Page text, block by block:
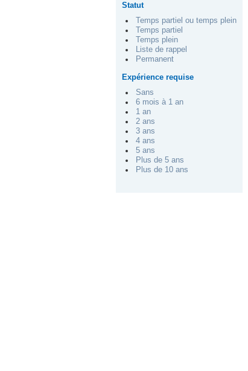
Statut
Temps partiel ou temps plein
Temps partiel
Temps plein
Liste de rappel
Permanent
Expérience requise
Sans
6 mois à 1 an
1 an
2 ans
3 ans
4 ans
5 ans
Plus de 5 ans
Plus de 10 ans